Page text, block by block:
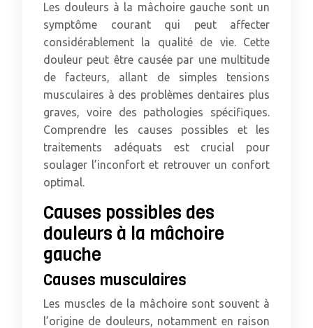
Les douleurs à la mâchoire gauche sont un
symptôme courant qui peut affecter
considérablement la qualité de vie. Cette
douleur peut être causée par une multitude
de facteurs, allant de simples tensions
musculaires à des problèmes dentaires plus
graves, voire des pathologies spécifiques.
Comprendre les causes possibles et les
traitements adéquats est crucial pour
soulager l’inconfort et retrouver un confort
optimal.
Causes possibles des
douleurs à la mâchoire
gauche
Causes musculaires
Les muscles de la mâchoire sont souvent à
l’origine de douleurs, notamment en raison